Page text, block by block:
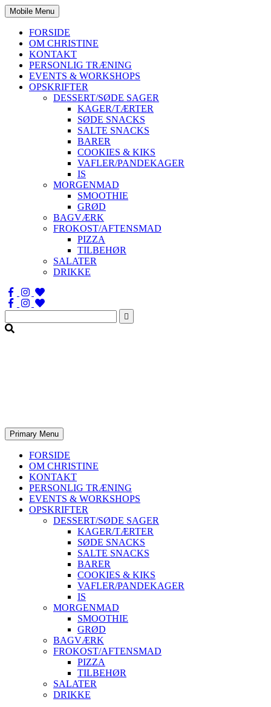
Mobile Menu
FORSIDE
OM CHRISTINE
KONTAKT
PERSONLIG TRÆNING
EVENTS & WORKSHOPS
OPSKRIFTER
DESSERT/SØDE SAGER
KAGER/TÆRTER
SØDE SNACKS
SALTE SNACKS
BARER
COOKIES & KIKS
VAFLER/PANDEKAGER
IS
MORGENMAD
SMOOTHIE
GRØD
BAGVÆRK
FROKOST/AFTENSMAD
PIZZA
TILBEHØR
SALATER
DRIKKE
Søg
efter:
Primary Menu
FORSIDE
OM CHRISTINE
KONTAKT
PERSONLIG TRÆNING
EVENTS & WORKSHOPS
OPSKRIFTER
DESSERT/SØDE SAGER
KAGER/TÆRTER
SØDE SNACKS
SALTE SNACKS
BARER
COOKIES & KIKS
VAFLER/PANDEKAGER
IS
MORGENMAD
SMOOTHIE
GRØD
BAGVÆRK
FROKOST/AFTENSMAD
PIZZA
TILBEHØR
SALATER
DRIKKE